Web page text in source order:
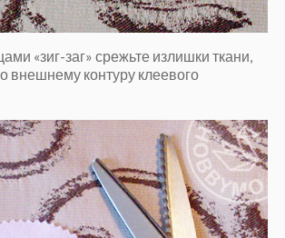
«зиг-заг» срежьте излишки ткани,
внешнему контуру клеевого